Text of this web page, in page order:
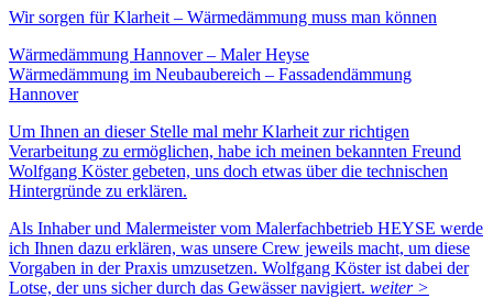
Wir sorgen für Klarheit – Wärmedämmung muss man können
Wärmedämmung Hannover – Maler Heyse
Wärmedämmung im Neubaubereich – Fassadendämmung
Hannover
Um Ihnen an dieser Stelle mal mehr Klarheit zur richtigen
Verarbeitung zu ermöglichen, habe ich meinen bekannten Freund
Wolfgang Köster gebeten, uns doch etwas über die technischen
Hintergründe zu erklären.
Als Inhaber und Malermeister vom Malerfachbetrieb HEYSE werde
ich Ihnen dazu erklären, was unsere Crew jeweils macht, um diese
Vorgaben in der Praxis umzusetzen. Wolfgang Köster ist dabei der
Lotse, der uns sicher durch das Gewässer navigiert. weiter >